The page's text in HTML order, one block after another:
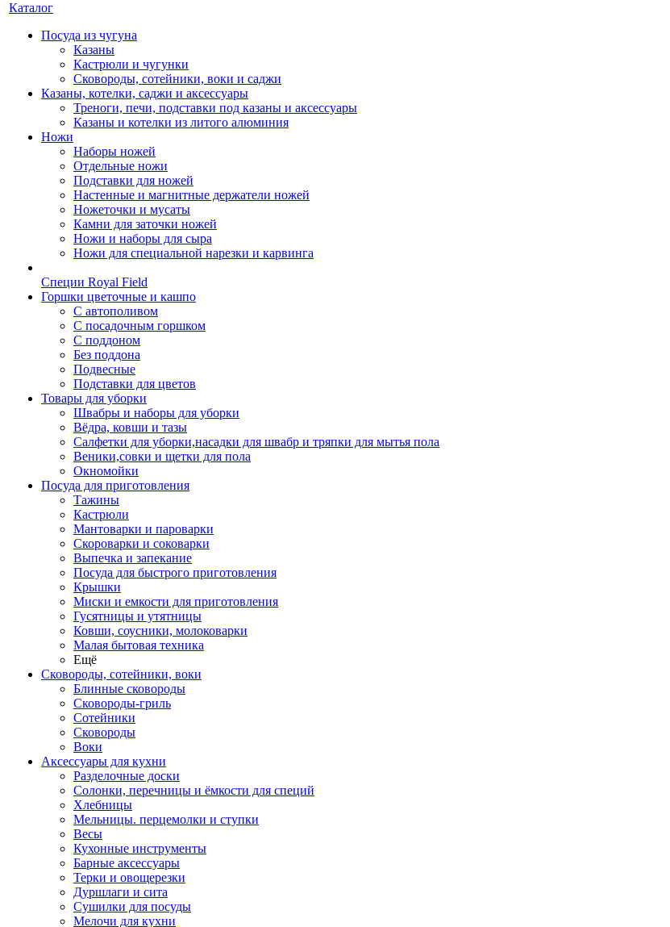
Каталог
Посуда из чугуна
Казаны
Кастрюли и чугунки
Сковороды, сотейники, воки и саджи
Казаны, котелки, саджи и аксессуары
Треноги, печи, подставки под казаны и аксессуары
Казаны и котелки из литого алюминия
Ножи
Наборы ножей
Отдельные ножи
Подставки для ножей
Настенные и магнитные держатели ножей
Ножеточки и мусаты
Камни для заточки ножей
Ножи и наборы для сыра
Ножи для специальной нарезки и карвинга
Специи Royal Field
Горшки цветочные и кашпо
С автополивом
С посадочным горшком
С поддоном
Без поддона
Подвесные
Подставки для цветов
Товары для уборки
Швабры и наборы для уборки
Вёдра, ковши и тазы
Салфетки для уборки,насадки для швабр и тряпки для мытья пола
Веники,совки и щетки для пола
Окномойки
Посуда для приготовления
Тажины
Кастрюли
Мантоварки и пароварки
Скороварки и соковарки
Выпечка и запекание
Посуда для быстрого приготовления
Крышки
Миски и емкости для приготовления
Гусятницы и утятницы
Ковши, соусники, молоковарки
Малая бытовая техника
Ещё
Сковороды, сотейники, воки
Блинные сковороды
Сковороды-гриль
Сотейники
Сковороды
Воки
Аксессуары для кухни
Разделочные доски
Солонки, перечницы и ёмкости для специй
Хлебницы
Мельницы. перцемолки и ступки
Весы
Кухонные инструменты
Барные аксессуары
Терки и овощерезки
Дуршлаги и сита
Сушилки для посуды
Мелочи для кухни